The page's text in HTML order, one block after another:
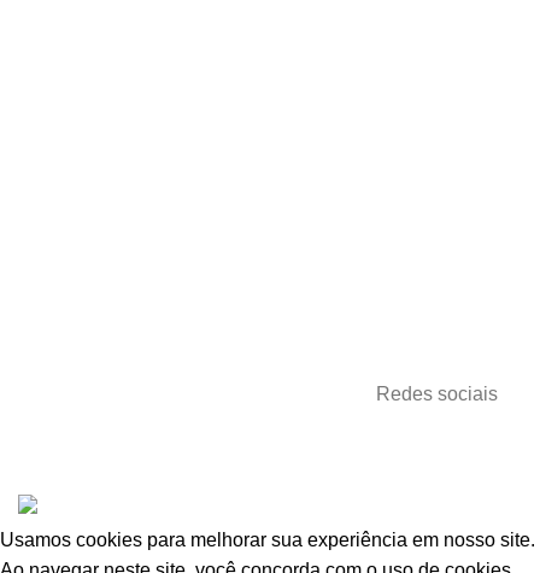
Redes sociais
Usamos cookies para melhorar sua experiência em nosso site.